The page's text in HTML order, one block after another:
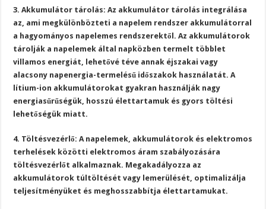
3. Akkumulátor tárolás: Az akkumulátor tárolás integrálása
az, ami megkülönbözteti a napelem rendszer akkumulátorral
a hagyományos napelemes rendszerektől. Az akkumulátorok
tárolják a napelemek által napközben termelt többlet
villamos energiát, lehetővé téve annak éjszakai vagy
alacsony napenergia-termelésű időszakok használatát. A
lítium-ion akkumulátorokat gyakran használják nagy
energiasűrűségük, hosszú élettartamuk és gyors töltési
lehetőségük miatt.
4. Töltésvezérlő: A napelemek, akkumulátorok és elektromos
terhelések közötti elektromos áram szabályozására
töltésvezérlőt alkalmaznak. Megakadályozza az
akkumulátorok túltöltését vagy lemerülését, optimalizálja
teljesítményüket és meghosszabbítja élettartamukat.